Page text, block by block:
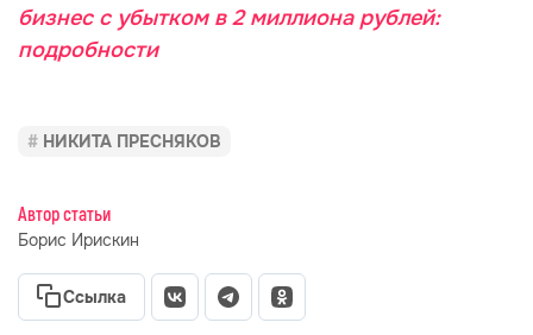
бизнес с убытком в 2 миллиона рублей:
подробности
НИКИТА ПРЕСНЯКОВ
Автор статьи
Борис Ирискин
Ссылка